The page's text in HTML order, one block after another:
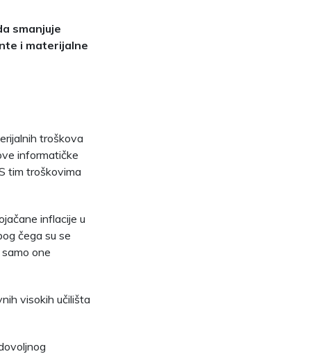
smanjuje
i materijalne
troškova
informatičke
tim troškovima
inflacije u
čega su se
one
visokih učilišta